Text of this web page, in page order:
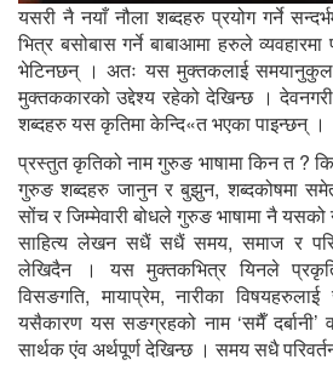
यसरी नै नयाँ नौला शब्दहरु प्रयोग गर्ने
भित्र बसोबास गर्ने बाबाआमा हरुले
भेटिनछन् । अतः यस मुक्तकलाई समयानुकुल
मुक्तककारको उद्देश्य रहेको देखिन्छ ।
शब्दहरु यस कृतिमा केन्दि«त भएका पाइन्छन् ।
प्रस्तुत कृतिको नाम गुरुङ भाषामा किन त ?
गुरुङ शब्दहरु जानुन र बुझुन, शब्दकोषमा
सोंच र जिम्मेवारी बोधले गुरुङ भाषामा नै
साहित्य लेखन सधैं सधैं समय, समाज र
लेखिदैन । यस मुक्तकभित्र यिनले
विसङगति, मायाप्रेम, नारीका
यसैकारण यस सङग्रहको नाम ‘समैँ दर्बानी’
सार्थक एंव अर्थपूर्ण देखिन्छ । समय सधै